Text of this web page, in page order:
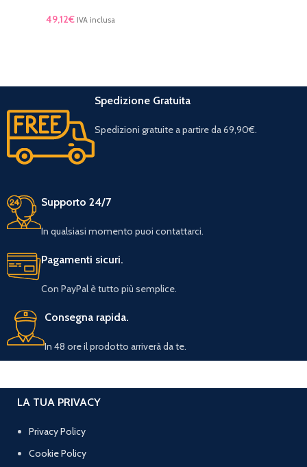
49,12€ IVA inclusa
Spedizione Gratuita
Spedizioni gratuite a partire da 69,90€.
Supporto 24/7
In qualsiasi momento puoi contattarci.
Pagamenti sicuri.
Con PayPal è tutto più semplice.
Consegna rapida.
In 48 ore il prodotto arriverà da te.
LA TUA PRIVACY
Privacy Policy
Cookie Policy